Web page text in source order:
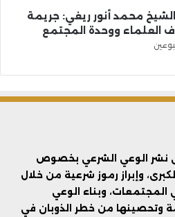
الشيخ محمد أنور ريغي: جريمة
العلماء ووحدة المجتمع
نشر الوعي الشرعي بخصوص
وإبراز رموز شرعية من خلال
وبناء الوعي
وتحصينها من خطر الذوبان في